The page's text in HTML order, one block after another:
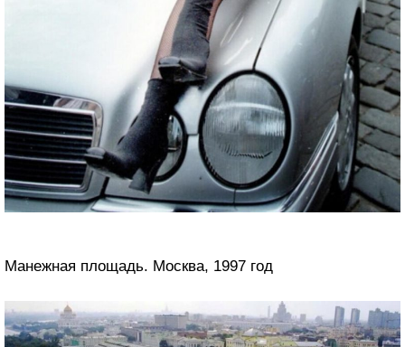
Манежная площадь. Москва, 1997 год